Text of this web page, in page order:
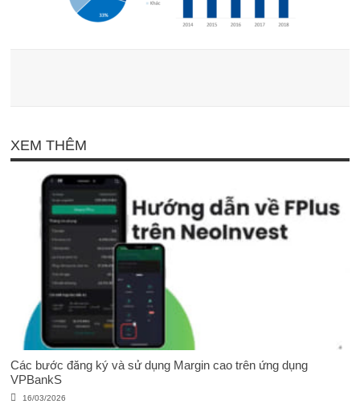
XEM THÊM
Các bước đăng ký và sử dụng Margin cao trên ứng dụng
VPBankS
16/03/2026